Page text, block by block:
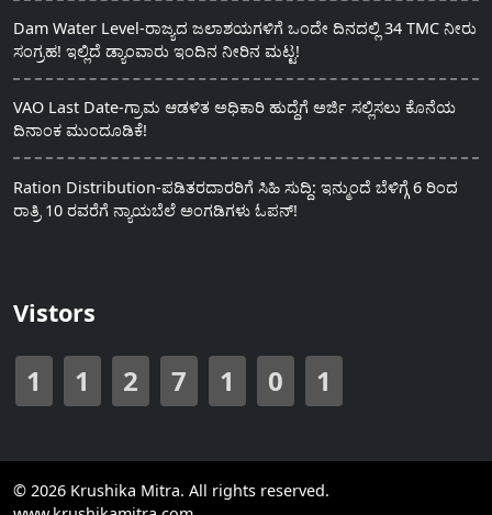
Dam Water Level-ರಾಜ್ಯದ ಜಲಾಶಯಗಳಿಗೆ ಒಂದೇ ದಿನದಲ್ಲಿ 34 TMC ನೀರು
ಸಂಗ್ರಹ! ಇಲ್ಲಿದೆ ಡ್ಯಾಂವಾರು ಇಂದಿನ ನೀರಿನ ಮಟ್ಟ!
VAO Last Date-ಗ್ರಾಮ ಆಡಳಿತ ಅಧಿಕಾರಿ ಹುದ್ದೆಗೆ ಅರ್ಜಿ ಸಲ್ಲಿಸಲು ಕೊನೆಯ
ದಿನಾಂಕ ಮುಂದೂಡಿಕೆ!
Ration Distribution-ಪಡಿತರದಾರರಿಗೆ ಸಿಹಿ ಸುದ್ದಿ: ಇನ್ಮುಂದೆ ಬೆಳಿಗ್ಗೆ 6 ರಿಂದ
ರಾತ್ರಿ 10 ರವರೆಗೆ ನ್ಯಾಯಬೆಲೆ ಅಂಗಡಿಗಳು ಓಪನ್!
Vistors
1 1 2 7 1 0 1
© 2026 Krushika Mitra. All rights reserved.